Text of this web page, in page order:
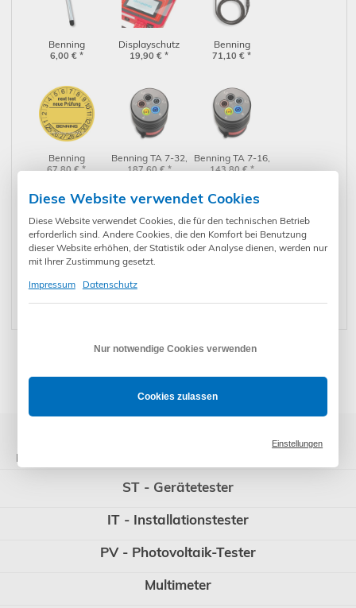
Benning
Eingabestift f.
6,00 € *
Displayschutz
Hybridglas für
(304111)
19,90 € *
Benning
Prüfleitung /
71,10 € *
Benning
Prüfplaketten
67,80 € *
Benning TA 7-32,
CEE-
(044041)
187,60 € *
Benning TA 7-16,
CEE-
(044040)
143,80 € *
Sicherung F1:
130, 200
11,30 € *
(044167)
421,90
Kategorien
ST - Gerätetester
IT - Installationstester
PV - Photovoltaik-Tester
Multimeter
Diese Website verwendet Cookies
Diese Website verwendet Cookies, die für den technischen Betrieb
erforderlich sind. Andere Cookies, die den Komfort bei Benutzung
dieser Website erhöhen, der Statistik oder Analyse dienen, werden nur
mit Ihrer Zustimmung gesetzt.
Impressum
Datenschutz
Nur notwendige Cookies verwenden
Cookies zulassen
Einstellungen